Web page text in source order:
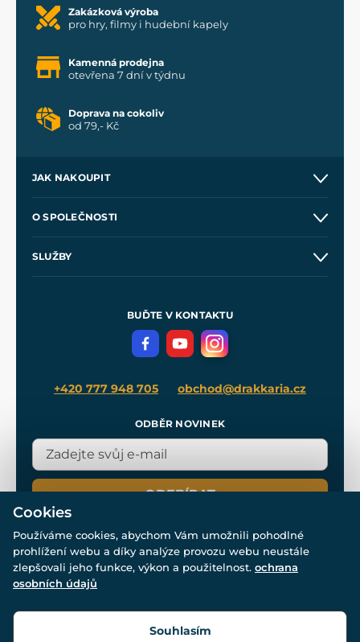
Zakázková výroba
pro hry, filmy i hudební kapely
Kamenná prodejna
otevřena 7 dní v týdnu
Doprava na cokoliv
od 79,- Kč
JAK NAKOUPIT
Velkoobchod
O SPOLEČNOSTI
SLUŽBY
Meče pro Kingdom Come
BUĎTE V KONTAKTU
+420 777 948 705 obchod@drakkaria.cz
ODBĚR NOVINEK
ODEBÍRAT
© Všechna práva vyhrazena. www.drakkaria.cz 2007-2026.
Cookies
Používáme cookies, abychom Vám umožnili pohodlné
prohlížení webu a díky analýze provozu webu neustále
zlepšovali jeho funkce, výkon a použitelnost. ochrana
osobních údajů
Souhlasím